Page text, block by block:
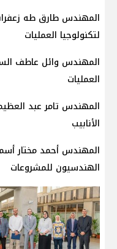
المهندس طارق طه
لتكنولوجيا العمليات
المهندس وائل عاطف
العمليات
المهندس تامر عبد
الأنابيب
المهندس أحمد مختار
الهندسيون للمشروعات